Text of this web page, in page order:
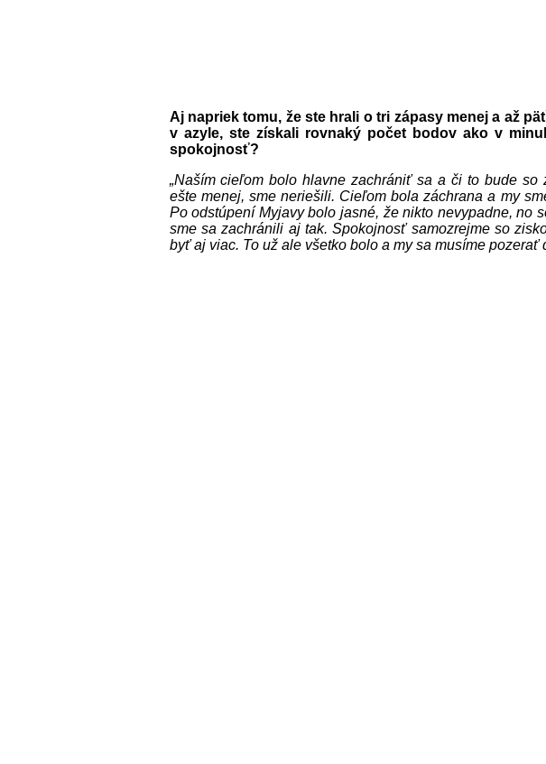
Aj napriek tomu, že ste hrali o tri zápasy menej a až
v azyle, ste získali rovnaký počet bodov ako v
spokojnosť?
„Naším cieľom bolo hlavne zachrániť sa a či to bude so
ešte menej, sme neriešili. Cieľom bola záchrana a my
Po odstúpení Myjavy bolo jasné, že nikto nevypadne, no
sme sa zachránili aj tak. Spokojnosť samozrejme so
byť aj viac. To už ale všetko bolo a my sa musíme pozerať